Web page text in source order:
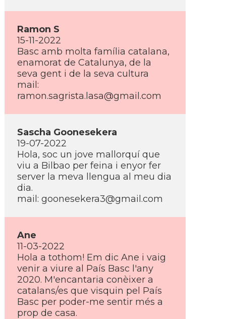
Ramon S
15-11-2022
Basc amb molta famí­lia catalana,
enamorat de Catalunya, de la
seva gent i de la seva cultura
mail:
ramon.sagrista.lasa@gmail.com
Sascha Goonesekera
19-07-2022
Hola, soc un jove mallorquí­ que
viu a Bilbao per feina i enyor fer
server la meva llengua al meu dia
dia.
mail: goonesekera3@gmail.com
Ane
11-03-2022
Hola a tothom! Em dic Ane i vaig
venir a viure al Paí­s Basc l'any
2020. M'encantaria conèixer a
catalans/es que visquin pel Paí­s
Basc per poder-me sentir més a
prop de casa.